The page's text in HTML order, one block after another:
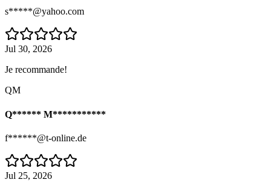
s*****@yahoo.com
Jul 30, 2026
Je recommande!
QM
Q****** M***********
f******@t-online.de
Jul 25, 2026